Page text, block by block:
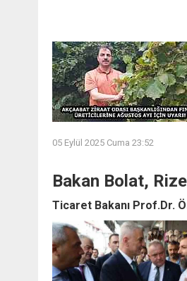
05 Eylül 2025 Cuma 23:52
Bakan Bolat,
Ticaret Bakanı Prof.Dr.